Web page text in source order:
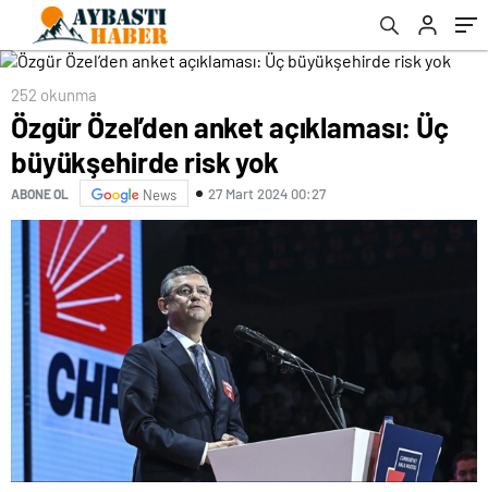
252 okunma
Özgür Özel’den anket açıklaması: Üç
büyükşehirde risk yok
ABONE OL News 27 Mart 2024 00:27